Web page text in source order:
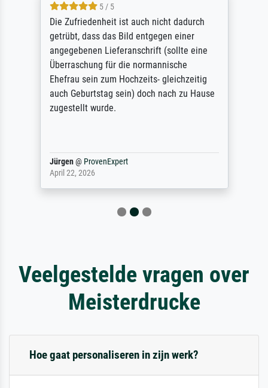
5 / 5
Die Zufriedenheit ist auch nicht dadurch
getrübt, dass das Bild entgegen einer
angegebenen Lieferanschrift (sollte eine
Überraschung für die normannische
Ehefrau sein zum Hochzeits- gleichzeitig
auch Geburtstag sein) doch nach zu Hause
zugestellt wurde.
Jürgen@ ProvenExpert
April 22, 2026
Veelgestelde vragen over
Meisterdrucke
Hoe gaat personaliseren in zijn werk?